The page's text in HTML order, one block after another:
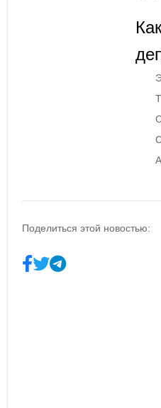
Поделиться этой новостью: